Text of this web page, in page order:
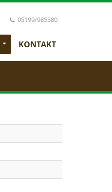
05199/985380
KONTAKT